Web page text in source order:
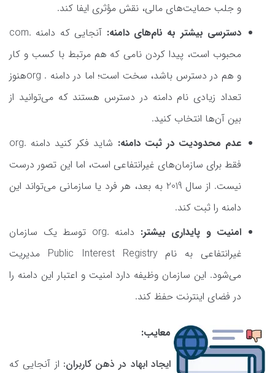
و جلب حمایت‌های مالی، نقش مؤثری ایفا کند.
دسترسی بیشتر به نام‌های دامنه:
آنجایی که دامنه .com
محبوب است، پیدا کردن نامی که هم مرتبط با کسب و کار
و هم در دسترس باشد، سخت است؛ اما در دامنه . orgهنوز
تعداد زیادی نام دامنه در دسترس هستند که می‌توانید از
بین آن‌ها انتخاب کنید.
عدم محدودیت در ثبت دامنه:
شاید فکر کنید دامنه .org
فقط برای سازمان‌های غیرانتفاعی است، اما این تصور درست
نیست. از سال 2019 به بعد، هر فرد یا سازمانی می‌تواند این
دامنه را ثبت کند.
امنیت و پایداری بیشتر:
دامنه .org توسط یک سازمان
غیرانتفاعی به نام Public Interest Registry مدیریت
می‌شود. این سازمان وظیفه دارد امنیت و اعتبار این دامنه را
در فضای اینترنت حفظ کند.
معایب:
ایجاد ابهاد در ذهن کاربران: از آنجایی که